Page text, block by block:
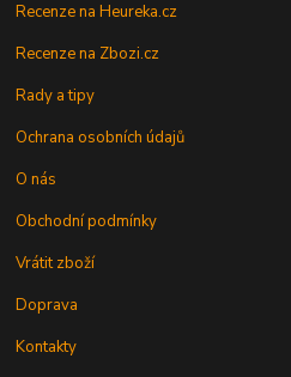
Recenze na Heureka.cz
Recenze na Zbozi.cz
Rady a tipy
Ochrana osobních údajů
O nás
Obchodní podmínky
Vrátit zboží
Doprava
Kontakty